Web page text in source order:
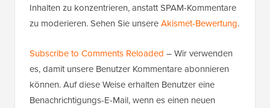
Inhalten zu konzentrieren, anstatt SPAM-Kommentare
zu moderieren. Sehen Sie unsereAkismet-Bewertung.
Subscribe to Comments Reloaded – Wir verwenden
es, damit unsere Benutzer Kommentare abonnieren
können. Auf diese Weise erhalten Benutzer eine
Benachrichtigungs-E-Mail, wenn es einen neuen